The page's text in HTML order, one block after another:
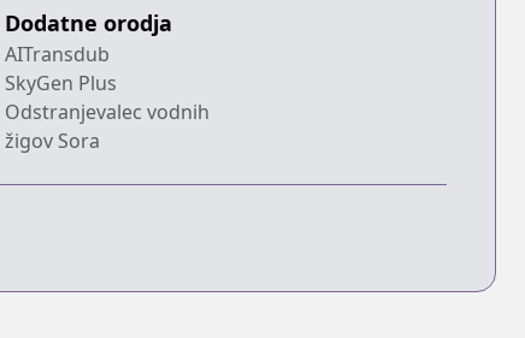
Dodatne orodja
AITransdub
SkyGen Plus
Odstranjevalec vodnih
žigov Sora